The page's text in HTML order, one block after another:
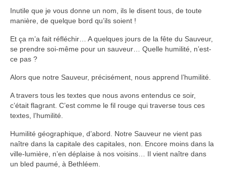
Autres Vidéos
Apprendre
Conférences, Retraites
Autres Enseignements
Retraites
Anciens enseignements Théodule
Prier
Inutile que je vous donne un nom, ils le disent tous, de toute
manière, de quelque bord qu’ils soient !
Et ça m’a fait réfléchir… A quelques jours de la fête du Sauveur,
se prendre soi-même pour un sauveur… Quelle humilité, n’est-
ce pas ?
Alors que notre Sauveur, précisément, nous apprend l’humilité.
A travers tous les textes que nous avons entendus ce soir,
c’était flagrant. C’est comme le fil rouge qui traverse tous ces
textes, l’humilité.
Humilité géographique, d’abord. Notre Sauveur ne vient pas
naître dans la capitale des capitales, non. Encore moins dans la
ville-lumière, n’en déplaise à nos voisins… Il vient naître dans
un bled paumé, à Bethléem.